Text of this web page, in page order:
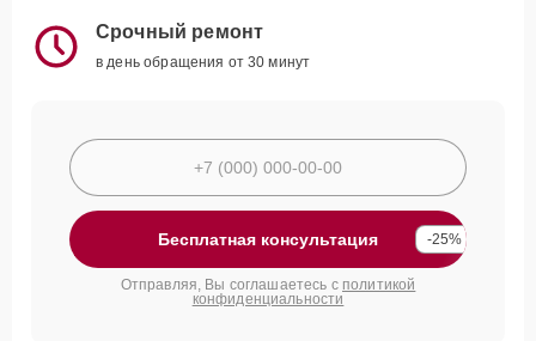
Срочный ремонт
в день обращения от 30 минут
Бесплатная консультация -25%
Отправляя, Вы соглашаетесь с политикой
конфиденциальности